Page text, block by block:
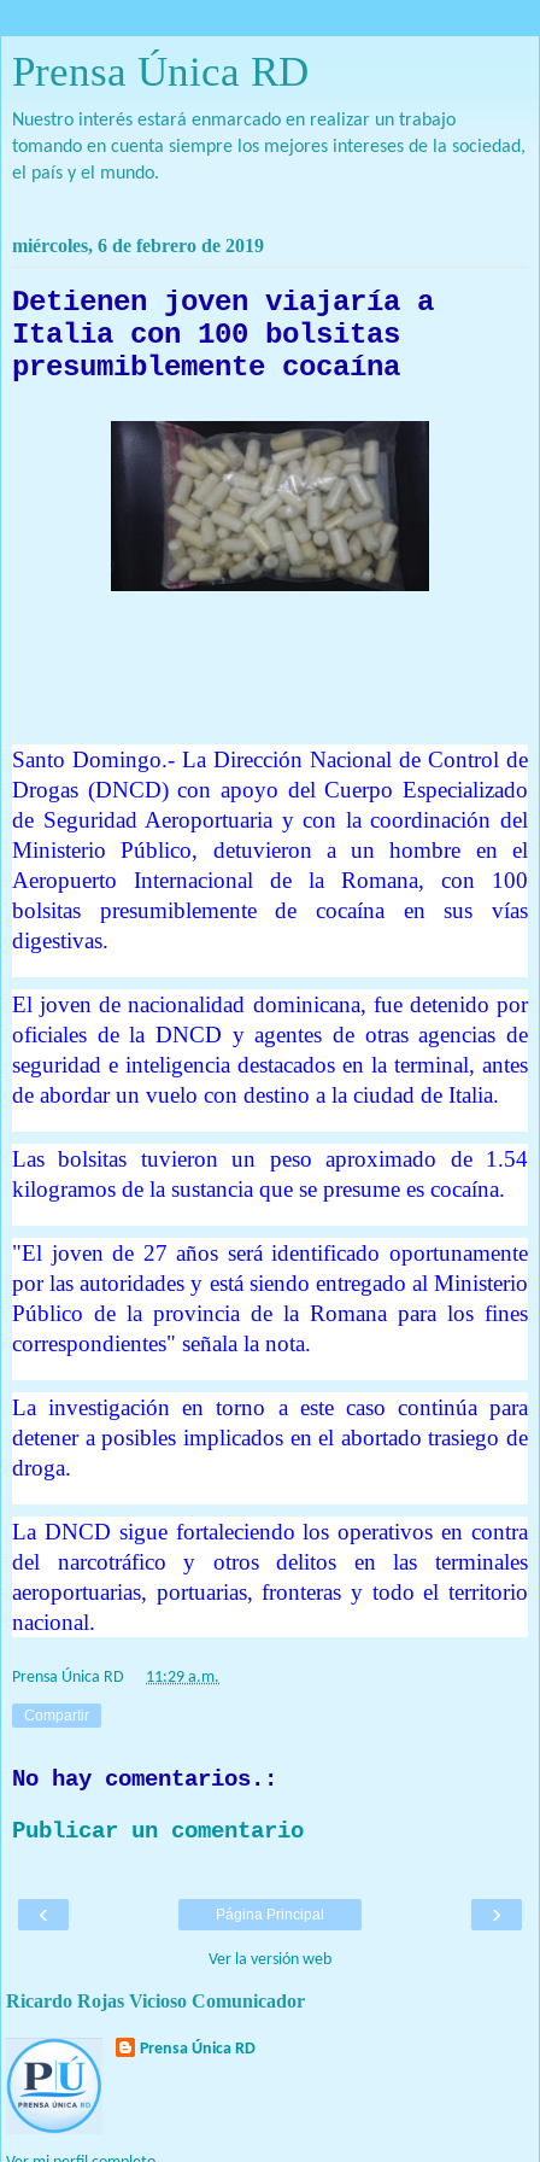
Prensa Única RD
Nuestro interés estará enmarcado en realizar un trabajo
tomando en cuenta siempre los mejores intereses de la sociedad,
el país y el mundo.
miércoles, 6 de febrero de 2019
Detienen joven viajaría a
Italia con 100 bolsitas
presumiblemente cocaína
Santo Domingo.- La Dirección Nacional de Control de
Drogas (DNCD) con apoyo del Cuerpo Especializado
de Seguridad Aeroportuaria y con la coordinación del
Ministerio Público, detuvieron a un hombre en el
Aeropuerto Internacional de la Romana, con 100
bolsitas presumiblemente de cocaína en sus vías
digestivas.
El joven de nacionalidad dominicana, fue detenido por
oficiales de la DNCD y agentes de otras agencias de
seguridad e inteligencia destacados en la terminal, antes
de abordar un vuelo con destino a la ciudad de Italia.
Las bolsitas tuvieron un peso aproximado de 1.54
kilogramos de la sustancia que se presume es cocaína.
"El joven de 27 años será identificado oportunamente
por las autoridades y está siendo entregado al Ministerio
Público de la provincia de la Romana para los fines
correspondientes" señala la nota.
La investigación en torno a este caso continúa para
detener a posibles implicados en el abortado trasiego de
droga.
La DNCD sigue fortaleciendo los operativos en contra
del narcotráfico y otros delitos en las terminales
aeroportuarias, portuarias, fronteras y todo el territorio
nacional.
Prensa Única RD 11:29 a.m.
Compartir
No hay comentarios.:
Publicar un comentario
‹ ›
Página Principal
Ver la versión web
Ricardo Rojas Vicioso Comunicador
Prensa Única RD